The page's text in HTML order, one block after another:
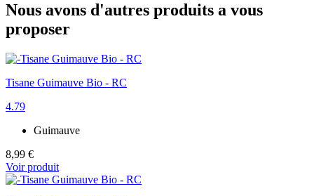
Nous avons d'autres produits a vous
proposer
Tisane Guimauve Bio - RC
4.79
Guimauve
8,99 €
Voir produit